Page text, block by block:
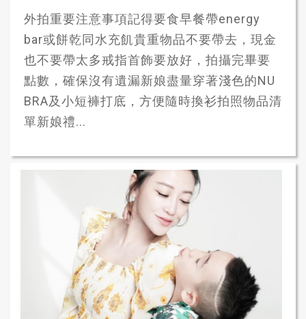
外拍重要注意事項記得要食早餐帶energy
bar或餅乾同水充飢貴重物品不要帶去，現金
也不要帶太多戒指首飾要放好，拍攝完畢要
點數，確保沒有遺漏新娘盡量穿著淺色的NU
BRA及小短褲打底，方便隨時換衫拍照物品清
單新娘禮...